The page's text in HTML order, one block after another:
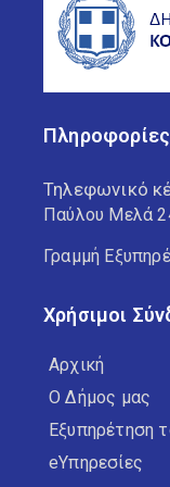
Πληροφορίες
Τηλεφωνικό
Παύλου Μελά
Γραμμή
Χρήσιμοι
Αρχική
Ο Δήμος μας
Εξυπηρέτηση
eΥπηρεσίες